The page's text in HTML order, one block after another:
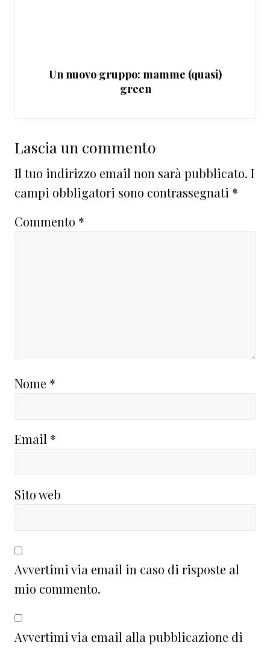
Un nuovo gruppo: mamme (quasi)
green
Interazioni
del
lettore
Lascia un commento
Il tuo indirizzo email non sarà pubblicato. I
campi obbligatori sono contrassegnati *
Commento *
Nome *
Email *
Sito web
Avvertimi via email in caso di risposte al
mio commento.
Avvertimi via email alla pubblicazione di